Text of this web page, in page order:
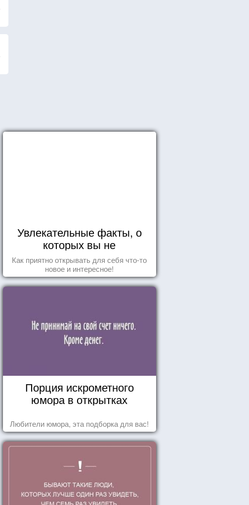
Увлекательные факты, о
которых вы не
догадывались!
Как приятно открывать для себя что-то
новое и интересное!
Порция искрометного
юмора в открытках
Любители юмора, эта подборка для вас!